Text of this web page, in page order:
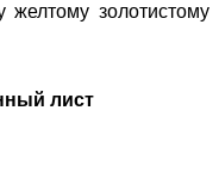
желтому золотистому
лист